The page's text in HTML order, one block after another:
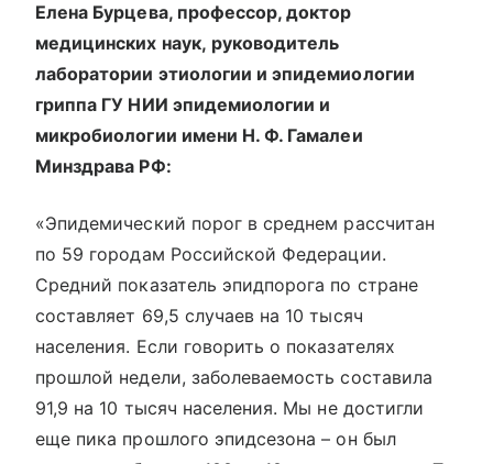
Елена Бурцева, профессор, доктор
медицинских наук, руководитель
лаборатории этиологии и эпидемиологии
гриппа ГУ НИИ эпидемиологии и
микробиологии имени Н. Ф. Гамалеи
Минздрава РФ:
«Эпидемический порог в среднем рассчитан
по 59 городам Российской Федерации.
Средний показатель эпидпорога по стране
составляет 69,5 случаев на 10 тысяч
населения. Если говорить о показателях
прошлой недели, заболеваемость составила
91,9 на 10 тысяч населения. Мы не достигли
еще пика прошлого эпидсезона – он был